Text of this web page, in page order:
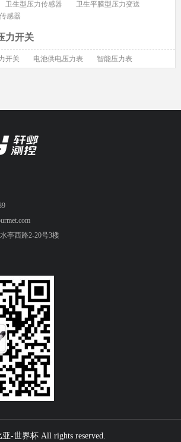
卫生型压力传感器
卫生平膜型压力变送
感器
力开关
开关 电池供电压力表 智能压力表
亭西路2-20号3楼
-世界杯 All rights reserved.